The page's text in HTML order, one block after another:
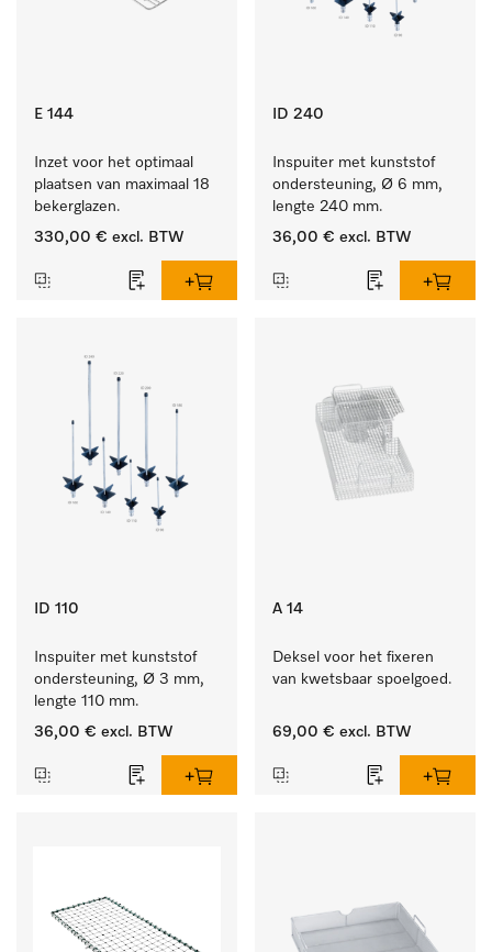
E 144
Inzet voor het optimaal
plaatsen van maximaal 18
bekerglazen.
330,00 € excl. BTW
ID 240
Inspuiter met kunststof
ondersteuning, Ø 6 mm,
lengte 240 mm.
36,00 € excl. BTW
ID 110
Inspuiter met kunststof
ondersteuning, Ø 3 mm,
lengte 110 mm.
36,00 € excl. BTW
A 14
Deksel voor het fixeren
van kwetsbaar spoelgoed.
69,00 € excl. BTW